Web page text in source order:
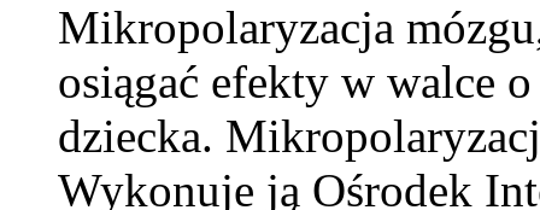
Mikropolaryzacja
osiągać efekty w walce
dziecka.
Wykonuje ją Ośrodek